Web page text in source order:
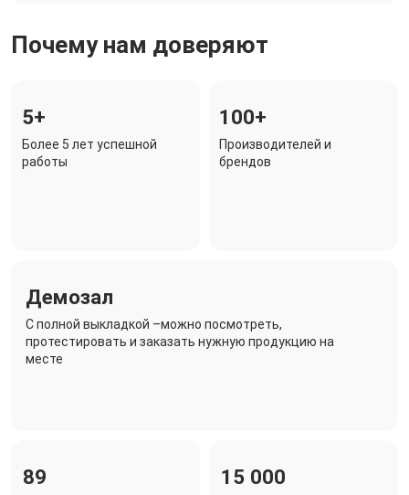
Почему нам доверяют
5+
Более 5 лет успешной
работы
100+
Производителей и
брендов
Демозал
C полной выкладкой –можно посмотреть,
протестировать и заказать нужную продукцию на
месте
89 15 000